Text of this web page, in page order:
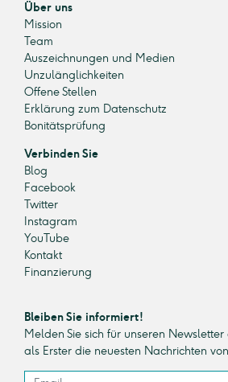
Über uns
Mission
Team
Auszeichnungen und Medien
Unzulänglichkeiten
Offene Stellen
Erklärung zum Datenschutz
Bonitätsprüfung
Verbinden Sie
Blog
Facebook
Twitter
Instagram
YouTube
Kontakt
Finanzierung
Bleiben Sie informiert!
Melden Sie sich für unseren
als Erster die neuesten Nachrichten